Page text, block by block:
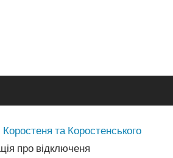
та Коростенського
про відключеня